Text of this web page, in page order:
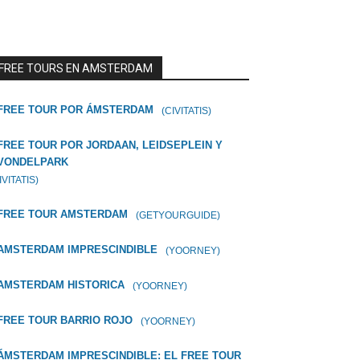
TOURS EN AMSTERDAM
TOUR POR ÁMSTERDAM (CIVITATIS)
TOUR POR JORDAAN, LEIDSEPLEIN Y
TOUR AMSTERDAM (GETYOURGUIDE)
IMPRESCINDIBLE (YOORNEY)
HISTORICA (YOORNEY)
TOUR BARRIO ROJO (YOORNEY)
IMPRESCINDIBLE: EL FREE TOUR